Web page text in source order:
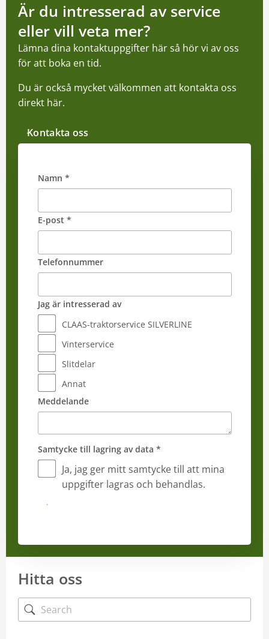
Är du intresserad av service
eller vill veta mer?
Lämna dina kontaktuppgifter här så hör vi av oss
för att boka en tid.
Du är också mycket välkommen att kontakta oss
direkt här.
Kontakta oss
Namn *
E-post *
Telefonnummer
Jag är intresserad av
CLAAS-traktorservice SILVERLINE
Vinterservice
Slitdelar
Annat
Meddelande
Samtycke till lagring av data *
Ja, jag ger mitt samtycke till att mina
uppgifter lagras och behandlas.
Jag vill gärna bli kontaktad
Hitta oss